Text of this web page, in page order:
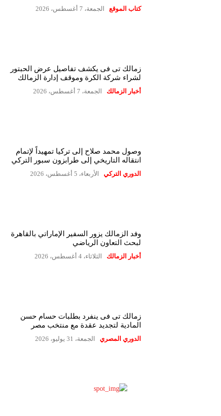
كتاب الموقع الجمعة، 7 أغسطس، 2026
زمالك تى فى يكشف تفاصيل عرض الحبتور
لشراء شركة الكرة وموقف إدارة الزمالك
أخبار الزمالك الجمعة، 7 أغسطس، 2026
وصول محمد صلاح إلى تركيا تمهيداً لإتمام
انتقاله التاريخي إلى طرابزون سبور التركي
الدوري التركي الأربعاء، 5 أغسطس، 2026
وفد الزمالك يزور السفير الإماراتي بالقاهرة
لبحث التعاون الرياضي
أخبار الزمالك الثلاثاء، 4 أغسطس، 2026
زمالك تى فى ينفرد بطلبات حسام حسن
المادية لتجديد عقدة مع منتخب مصر
الدوري المصري الجمعة، 31 يوليو، 2026